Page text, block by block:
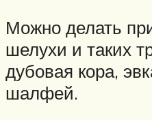
Можно делать
шелухи и таких
дубовая кора,
шалфей.